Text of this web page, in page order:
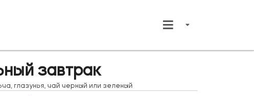
завтрак
глазунья, чай черный или зеленый